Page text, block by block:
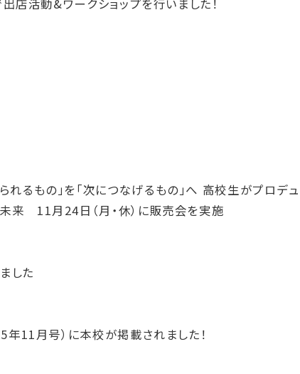
店活動&ワークショップを行いました！
れるもの」を「次につなげるもの」へ 高校生がプロデ
来 11月24日（月・休）に販売会を実施
した
年11月号）に本校が掲載されました！